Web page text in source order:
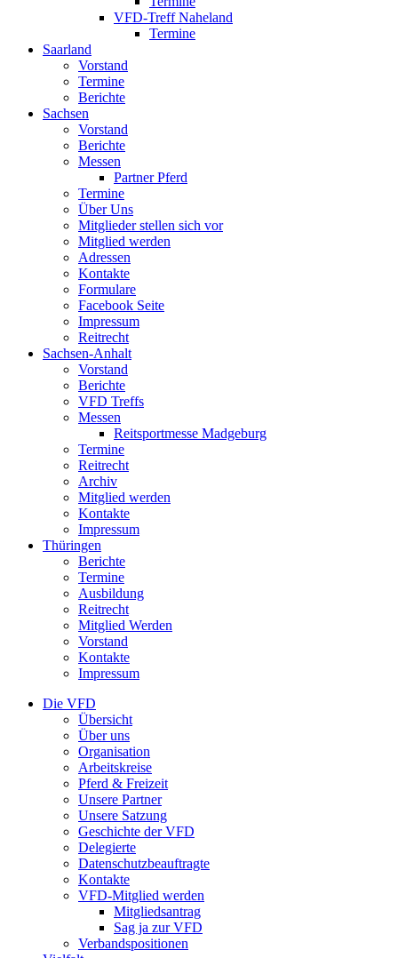
VFD-Treff Naheland
Termine
Saarland
Vorstand
Termine
Berichte
Sachsen
Vorstand
Berichte
Messen
Partner Pferd
Termine
Über Uns
Mitglieder stellen sich vor
Mitglied werden
Adressen
Kontakte
Formulare
Facebook Seite
Impressum
Reitrecht
Sachsen-Anhalt
Vorstand
Berichte
VFD Treffs
Messen
Reitsportmesse Madgeburg
Termine
Reitrecht
Archiv
Mitglied werden
Kontakte
Impressum
Thüringen
Berichte
Termine
Ausbildung
Reitrecht
Mitglied Werden
Vorstand
Kontakte
Impressum
Die VFD
Übersicht
Über uns
Organisation
Arbeitskreise
Pferd & Freizeit
Unsere Partner
Unsere Satzung
Geschichte der VFD
Delegierte
Datenschutzbeauftragte
Kontakte
VFD-Mitglied werden
Mitgliedsantrag
Sag ja zur VFD
Verbandspositionen